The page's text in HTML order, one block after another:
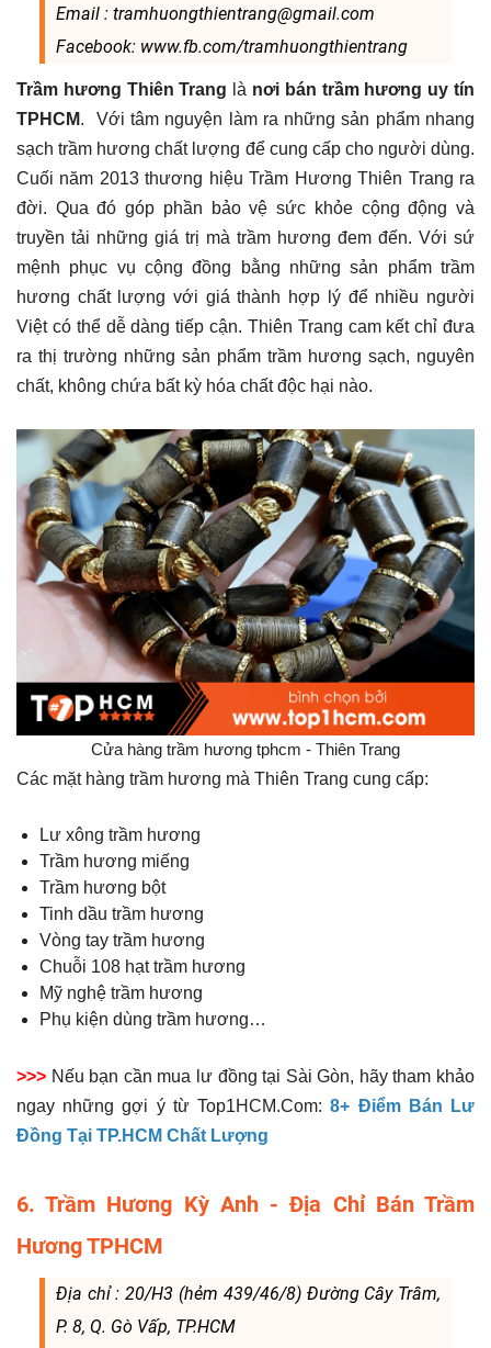
Email : tramhuongthientrang@gmail.com
Facebook: www.fb.com/tramhuongthientrang
Trầm hương Thiên Trang là nơi bán trầm hương uy tín
TPHCM. Với tâm nguyện làm ra những sản phẩm nhang
sạch trầm hương chất lượng để cung cấp cho người dùng.
Cuối năm 2013 thương hiệu Trầm Hương Thiên Trang ra
đời. Qua đó góp phần bảo vệ sức khỏe cộng động và
truyền tải những giá trị mà trầm hương đem đến. Với sứ
mệnh phục vụ cộng đồng bằng những sản phẩm trầm
hương chất lượng với giá thành hợp lý để nhiều người
Việt có thể dễ dàng tiếp cận. Thiên Trang cam kết chỉ đưa
ra thị trường những sản phẩm trầm hương sạch, nguyên
chất, không chứa bất kỳ hóa chất độc hại nào.
Cửa hàng trầm hương tphcm - Thiên Trang
Các mặt hàng trầm hương mà Thiên Trang cung cấp:
Lư xông trầm hương
Trầm hương miếng
Trầm hương bột
Tinh dầu trầm hương
Vòng tay trầm hương
Chuỗi 108 hạt trầm hương
Mỹ nghệ trầm hương
Phụ kiện dùng trầm hương…
>>> Nếu bạn cần mua lư đồng tại Sài Gòn, hãy tham khảo
ngay những gợi ý từ Top1HCM.Com:8+ Điểm Bán Lư
Đồng Tại TP.HCM Chất Lượng
6. Trầm Hương Kỳ Anh - Địa Chỉ Bán Trầm
Hương TPHCM
Địa chỉ : 20/H3 (hẻm 439/46/8) Đường Cây Trâm,
P. 8, Q. Gò Vấp, TP.HCM